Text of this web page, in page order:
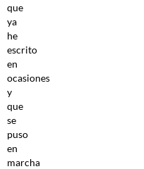
que
ya
he
escrito
en
ocasiones
y
que
se
puso
en
marcha